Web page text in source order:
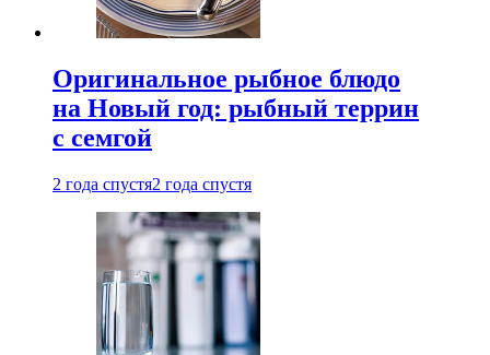
Оригинальное рыбное блюдо
на Новый год: рыбный террин
с семгой
2 года спустя2 года спустя